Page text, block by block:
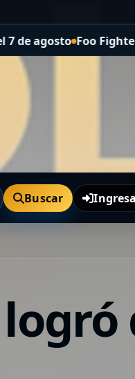
Foo Fighters vuelve a
Buscar